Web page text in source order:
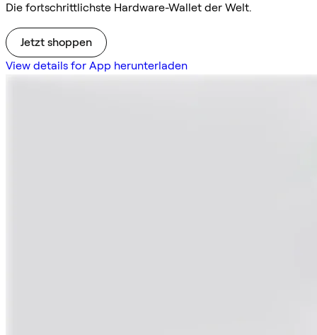
Die fortschrittlichste Hardware-Wallet der Welt.
Jetzt shoppen
View details for App herunterladen